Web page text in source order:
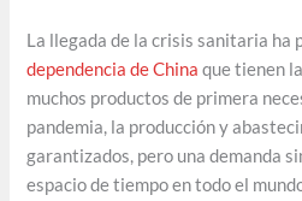
La llegada de la crisis sanitaria ha
dependencia de China que tienen
muchos productos de primera
pandemia, la producción y
garantizados, pero una demanda
espacio de tiempo en todo el